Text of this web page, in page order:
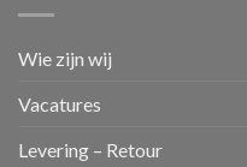
Wie zijn wij
Vacatures
Levering – Retour